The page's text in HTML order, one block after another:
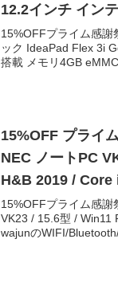
12.2インチ イン
4GB eMMC
1.25kg アビスブ
15%OFFプライム感
ック IdeaPad Flex 3i
搭載 メモリ4GB
15%OFF プライム感謝
NEC ノートPC
H&B 2019 /
WIFI/Bluetooth/
SSD【整備済み
15%OFFプライム感謝
VK23 / 15.6型 / Win11
wajunのWIFI/